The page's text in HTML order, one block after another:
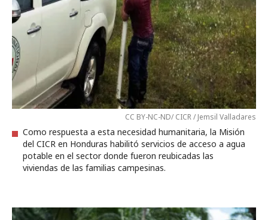
CC BY-NC-ND/ CICR / Jemsil Valladares
Como respuesta a esta necesidad humanitaria, la Misión
del CICR en Honduras habilitó servicios de acceso a agua
potable en el sector donde fueron reubicadas las
viviendas de las familias campesinas.